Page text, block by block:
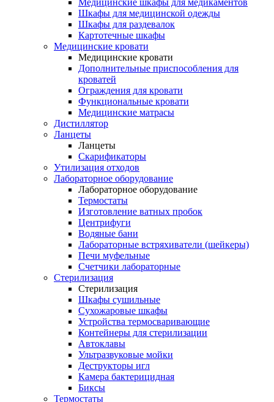
Медицинские шкафы для медикаментов
Шкафы для медицинской одежды
Шкафы для раздевалок
Картотечные шкафы
Медицинские кровати
Медицинские кровати
Дополнительные приспособления для
кроватей
Ограждения для кровати
Функциональные кровати
Медицинские матрасы
Дистиллятор
Ланцеты
Ланцеты
Скарификаторы
Утилизация отходов
Лабораторное оборудование
Лабораторное оборудование
Термостаты
Изготовление ватных пробок
Центрифуги
Водяные бани
Лабораторные встряхиватели (шейкеры)
Печи муфельные
Счетчики лабораторные
Стерилизация
Стерилизация
Шкафы сушильные
Сухожаровые шкафы
Устройства термосваривающие
Контейнеры для стерилизации
Автоклавы
Ультразвуковые мойки
Деструкторы игл
Камера бактерицидная
Биксы
Термостаты